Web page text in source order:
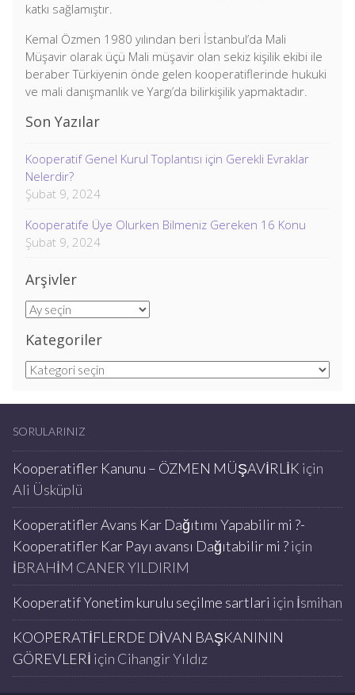
katkı sağlamıştır.
Kemal Özmen 1980 yılından beri İstanbul’da Mali
Müşavir olarak üçü Mali müşavir olan sekiz kişilik ekibi ile
beraber Türkiyenin önde gelen kooperatiflerinde hukuki
ve mali danışmanlık ve Yargı’da bilirkişilik yapmaktadır.
Son Yazılar
Kooperatif Genel Kurul Toplantısı için Gerekli Evraklar
Nelerdir?
Şubat 9, 2024
Kooperatife Üye Olurken Bilmeniz Gereken 16 Konu
Şubat 9, 2024
Arşivler
Arşivler
Kategoriler
Kategoriler
SORULARINIZ
Kooperatifler Kanunu – ÖZMEN MÜŞAVİRLİK için
Ali Üsküplü
Kooperatifler Avans Kar Dağıtımı Yapabilir mi ?-
Kooperatifler Kar Payı avansı Dağıtabilir mi ?için
İBRAHİM CANER YILDIRIM
Kooperatif Yonetim kurulu seçilme sartlari için İsmihan
KOOPERATİFLERDE DİVAN BAŞKANININ
GÖREVLERİ için Cihangir Yıldız